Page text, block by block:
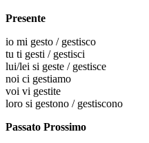
Presente
io mi gesto / gestisco
tu ti gesti / gestisci
lui/lei si geste / gestisce
noi ci gestiamo
voi vi gestite
loro si gestono / gestiscono
Passato Prossimo